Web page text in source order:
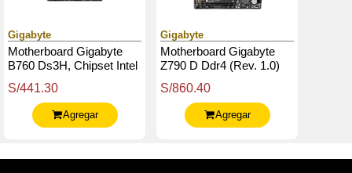
Gigabyte
Motherboard Gigabyte
B760 Ds3H, Chipset Intel
S/441.30
Agregar
Gigabyte
Motherboard Gigabyte
Z790 D Ddr4 (Rev. 1.0)
Lga1700, Atx
S/860.40
Agregar